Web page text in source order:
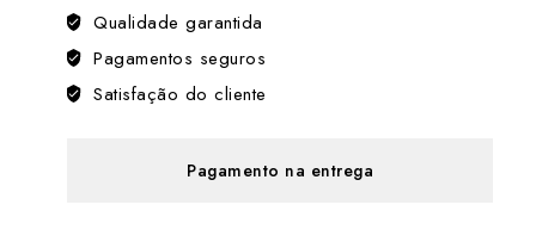
Qualidade garantida
Pagamentos seguros
Satisfação do cliente
Pagamento na entrega